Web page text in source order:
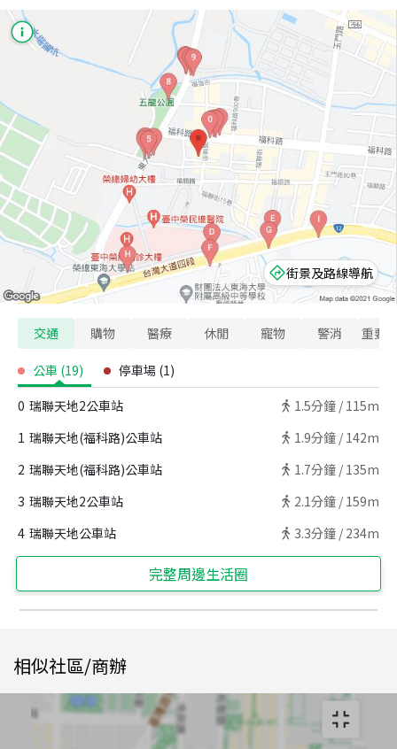
街景及路線導航
交通 購物 醫療 休閒 寵物 警消 重要
公車 (19) 停車場 (1)
0 瑞聯天地2公車站 1.5分鐘 / 115m
1 瑞聯天地(福科路)公車站 1.9分鐘 / 142m
2 瑞聯天地(福科路)公車站 1.7分鐘 / 135m
3 瑞聯天地2公車站 2.1分鐘 / 159m
4 瑞聯天地公車站 3.3分鐘 / 234m
完整周邊生活圈
相似社區/商辦